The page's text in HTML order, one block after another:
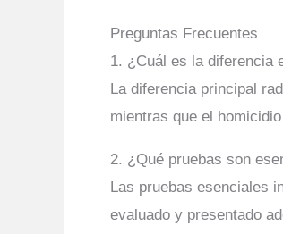
Preguntas Frecuentes
1. ¿Cuál es la diferencia
La diferencia principal
mientras que el
2. ¿Qué pruebas son
Las pruebas esenciales
evaluado y presentado